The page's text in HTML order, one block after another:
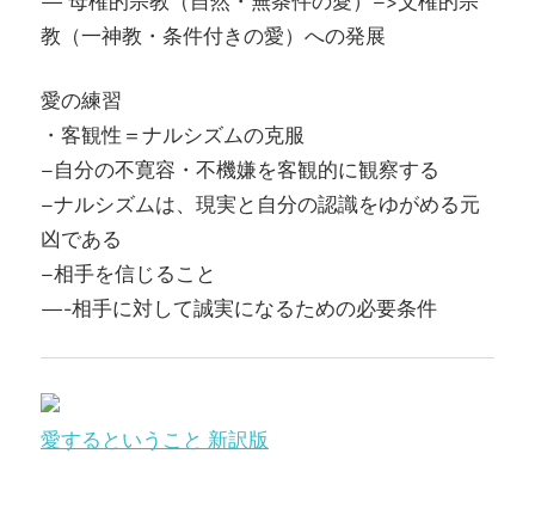
教（一神教・条件付きの愛）への発展
愛の練習
・客観性＝ナルシズムの克服
–自分の不寛容・不機嫌を客観的に観察する
–ナルシズムは、現実と自分の認識をゆがめる元
凶である
–相手を信じること
—-相手に対して誠実になるための必要条件
愛するということ 新訳版